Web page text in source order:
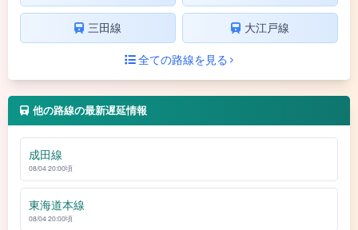
三田線
大江戸線
全ての路線を見る
他の路線の最新遅延情報
成田線
08/04 20:00頃
東海道本線
08/04 20:00頃